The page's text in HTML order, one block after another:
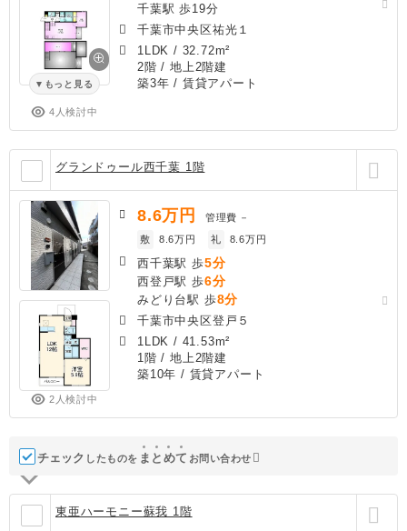
もっと見る
4人検討中
千葉駅 歩19分
千葉市中央区祐光１
1LDK / 32.72m²
2階 / 地上2階建
築3年 / 賃貸アパート
グランドゥール西千葉 1階
2人検討中
8.6万円 管理費 －
敷
8.6万円 礼 8.6万円
西千葉駅 歩5分
西登戸駅 歩6分
みどり台駅 歩8分
千葉市中央区登戸５
1LDK / 41.53m²
1階 / 地上2階建
築10年 / 賃貸アパート
チェック したものを ま と めて お問い合わせ
東亜ハーモニー蘇我 1階